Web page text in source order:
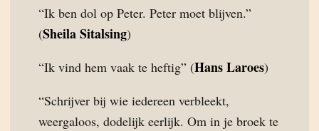
“Ik ben dol op Peter. Peter moet blijven.”
(Sheila Sitalsing)
“Ik vind hem vaak te heftig” (Hans Laroes)
“Schrijver bij wie iedereen verbleekt,
weergaloos, dodelijk eerlijk. Om in je broek te